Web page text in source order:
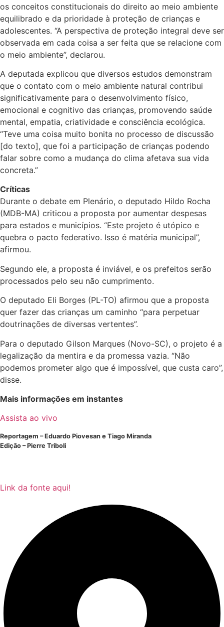
os conceitos constitucionais do direito ao meio ambiente
equilibrado e da prioridade à proteção de crianças e
adolescentes. “A perspectiva de proteção integral deve ser
observada em cada coisa a ser feita que se relacione com
o meio ambiente”, declarou.
A deputada explicou que diversos estudos demonstram
que o contato com o meio ambiente natural contribui
significativamente para o desenvolvimento físico,
emocional e cognitivo das crianças, promovendo saúde
mental, empatia, criatividade e consciência ecológica.
“Teve uma coisa muito bonita no processo de discussão
[do texto], que foi a participação de crianças podendo
falar sobre como a mudança do clima afetava sua vida
concreta.”
Críticas
Durante o debate em Plenário, o deputado Hildo Rocha
(MDB-MA) criticou a proposta por aumentar despesas
para estados e municípios. “Este projeto é utópico e
quebra o pacto federativo. Isso é matéria municipal”,
afirmou.
Segundo ele, a proposta é inviável, e os prefeitos serão
processados pelo seu não cumprimento.
O deputado Eli Borges (PL-TO) afirmou que a proposta
quer fazer das crianças um caminho “para perpetuar
doutrinações de diversas vertentes”.
Para o deputado Gilson Marques (Novo-SC), o projeto é a
legalização da mentira e da promessa vazia. “Não
podemos prometer algo que é impossível, que custa caro”,
disse.
Mais informações em instantes
Assista ao vivo
Reportagem – Eduardo Piovesan e Tiago Miranda
Edição – Pierre Triboli
Link da fonte aqui!